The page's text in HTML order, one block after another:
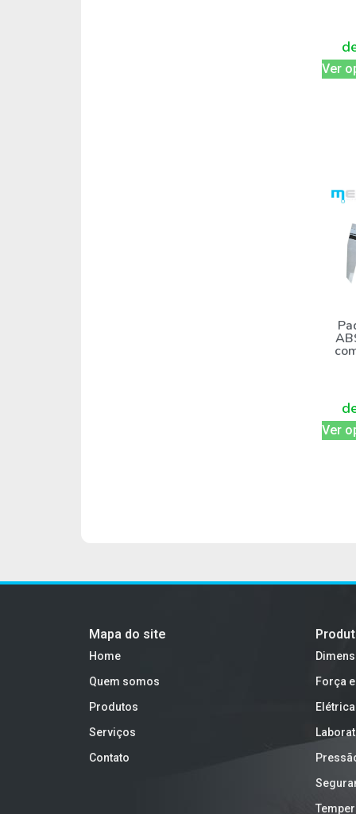
Ver
Ver
Mapa do site
Home
Quem somos
Produtos
Serviços
Contato
Força
Elétrica